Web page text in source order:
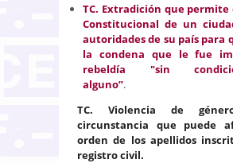
TC. Extradición que
Constitucional de un
autoridades de su país para
la condena que le fue
rebeldía "sin
alguno”.
TC. Violencia de
circunstancia que puede
orden de los apellidos
registro civil.